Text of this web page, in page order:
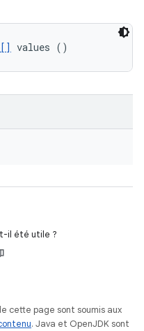
values ()
il été utile ?
cette page sont soumis aux
. Java et OpenJDK sont